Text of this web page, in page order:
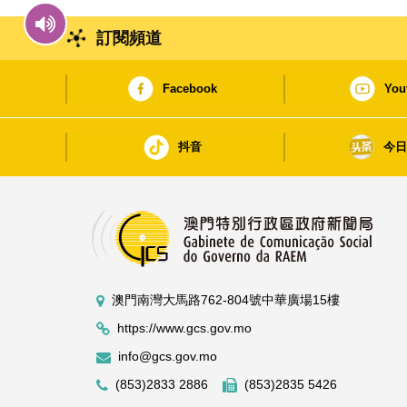
訂閱頻道
Facebook
抖音 今
澳門南灣大馬路762-804號中華廣場15樓
https://www.gcs.gov.mo
info@gcs.gov.mo
(853)2833 2886
(853)2835 5426